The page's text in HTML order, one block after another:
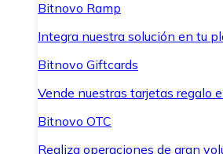
Bitnovo Ramp
Integra nuestra solución en tu
Bitnovo Giftcards
Vende nuestras tarjetas regalo
Bitnovo OTC
Realiza operaciones de gran